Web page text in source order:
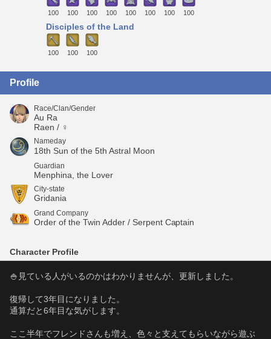
100 100 100 100 100 100 100 100
Disciples of the Land
100 100 100
Profile
Race/Clan/Gender
Au Ra
Raen / ♀
Nameday
18th Sun of the 5th Astral Moon
Guardian
Menphina, the Lover
City-state
Gridania
Grand Company
Order of the Twin Adder / Serpent Captain
Character Profile
🍚見ている人がいるのかはわかりませんが、更新しました。
復帰して3年目になりました。
通算だと6年目な気がします。
ここ半年でフレンドさんも増え、色々と支えてもらいながら遊ぶ